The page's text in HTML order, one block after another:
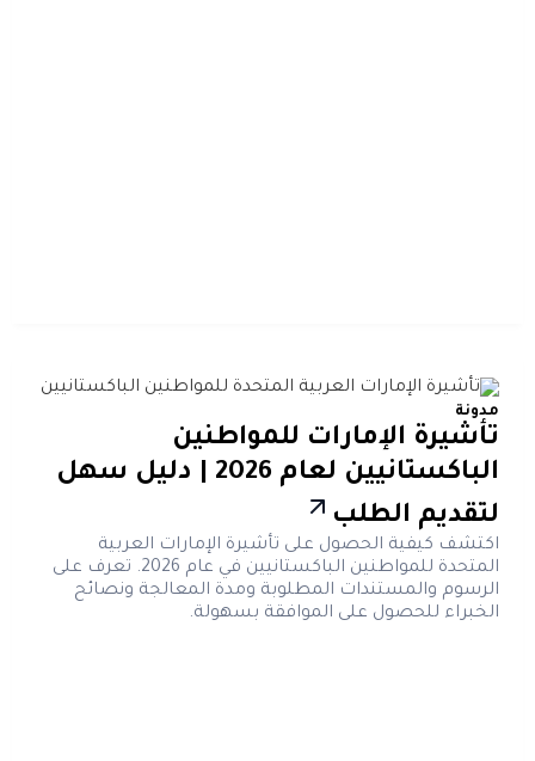
مدونة
تأشيرة الإمارات للمواطنين
الباكستانيين لعام 2026 | دليل سهل
لتقديم الطلب
اكتشف كيفية الحصول على تأشيرة الإمارات العربية
المتحدة للمواطنين الباكستانيين في عام 2026. تعرف على
الرسوم والمستندات المطلوبة ومدة المعالجة ونصائح
الخبراء للحصول على الموافقة بسهولة.